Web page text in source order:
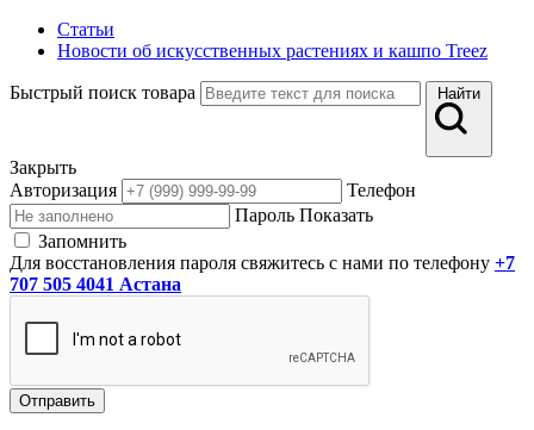
Статьи
Новости об искусственных растениях и кашпо Treez
Быстрый поиск товара Найти
Закрыть
Авторизация
Телефон
Пароль Показать
Запомнить
Для восстановления пароля свяжитесь с нами по телефону +7
707 505 4041 Астана
Отправить